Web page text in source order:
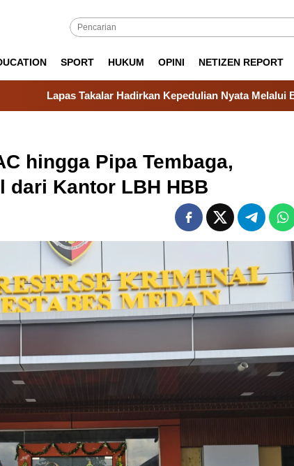
SPORT HUKUM OPINI NETIZEN REPORT
Kepedulian Nyata Melalui Bantuan Sosial untuk
hingga Pipa Tembaga,
dari Kantor LBH HBB